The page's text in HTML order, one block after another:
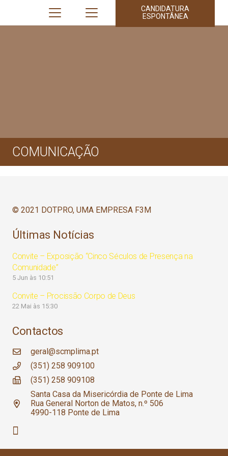
CANDIDATURA
ESPONTÂNEA
COMUNICAÇÃO
© 2021 DOTPRO, UMA EMPRESA F3M
Últimas Notícias
Convite – Exposição “Cinco Séculos de Presença na
Comunidade”
5 Jun às 10:51
Convite – Procissão Corpo de Deus
22 Mai às 15:30
Contactos
geral@scmplima.pt
(351) 258 909100
(351) 258 909108
Santa Casa da Misericórdia de Ponte de Lima
Rua General Norton de Matos, n.º 506
4990-118 Ponte de Lima